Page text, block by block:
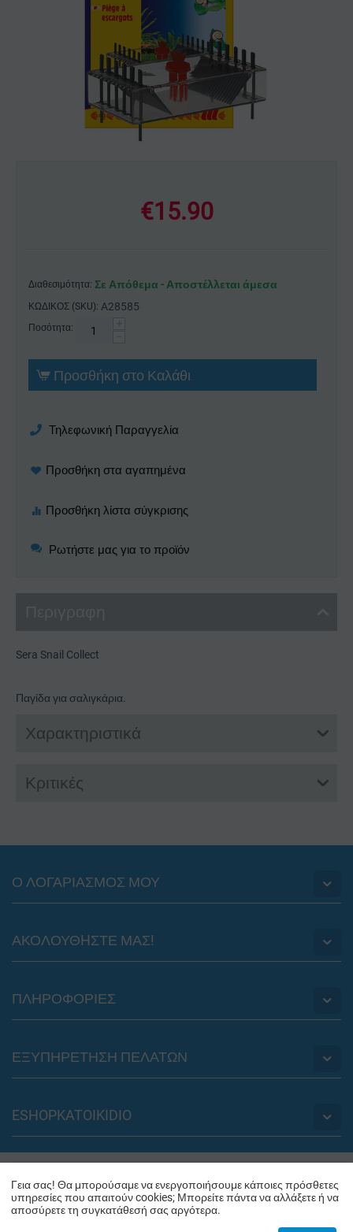
€15.90
Διαθεσιμότητα: Σε Απόθεμα - Αποστέλλεται άμεσα
ΚΩΔΙΚΟΣ (SKU): A28585
Ποσότητα:
Προσθήκη στο Καλάθι
Τηλεφωνική Παραγγελία
Ρωτήστε μας για το προϊόν
Sera Snail Collect
Παγίδα για σαλιγκάρια.
Χαρακτηριστικά
Κριτικές
Ο ΛΟΓΑΡΙΑΣΜΟΣ ΜΟΥ
ΑΚΟΛΟΥΘHΣΤΕ ΜΑΣ!
ΠΛΗΡΟΦΟΡΙΕΣ
ΕΞΥΠΗΡΕΤΗΣΗ ΠΕΛΑΤΩΝ
ESHOPKATOIKIDIO
Γεια σας! Θα μπορούσαμε να ενεργοποιήσουμε κάποιες πρόσθετες
υπηρεσίες που απαιτούν cookies; Μπορείτε πάντα να αλλάξετε ή να
αποσύρετε τη συγκατάθεσή σας αργότερα.